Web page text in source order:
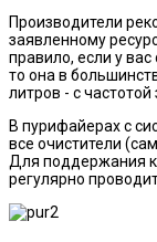
Производители
заявленному
правило, если у
то она в
литров - с
В пурифайерах с
все очистители
Для поддержания
регулярно